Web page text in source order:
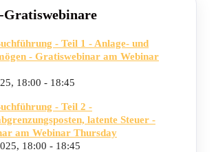
- Teil 1 - Anlage- und
- Gratiswebinar am Webinar
18:00 - 18:45
- Teil 2 -
latente Steuer -
am Webinar Thursday
18:00 - 18:45